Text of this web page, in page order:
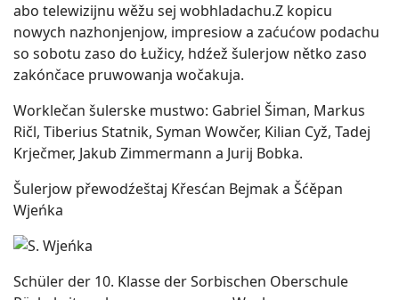
abo telewizijnu wěžu sej wobhladachu.Z kopicu
nowych nazhonjenjow, impresiow a zaćućow podachu
so sobotu zaso do Łužicy, hdźež šulerjow nětko zaso
zakónčace pruwowanja wočakuja.
Worklečan šulerske mustwo: Gabriel Šiman, Markus
Ričl, Tiberius Statnik, Syman Wowčer, Kilian Cyž, Tadej
Krječmer, Jakub Zimmermann a Jurij Bobka.
Šulerjow přewodźeštaj Křesćan Bejmak a Šćěpan
Wjeńka
Schüler der 10. Klasse der Sorbischen Oberschule